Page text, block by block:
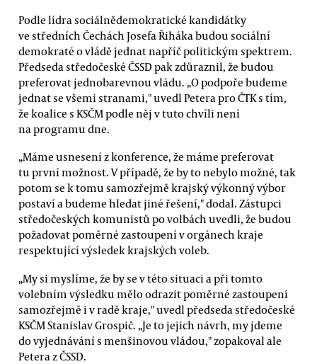
Podle lídra sociálnědemokratické kandidátky
ve středních Čechách Josefa Řiháka budou sociální
demokraté o vládě jednat napříč politickým spektrem.
Předseda středočeské ČSSD pak zdůraznil, že budou
preferovat jednobarevnou vládu. „O podpoře budeme
jednat se všemi stranami," uvedl Petera pro ČTK s tím,
že koalice s KSČM podle něj v tuto chvíli není
na programu dne.
„Máme usnesení z konference, že máme preferovat
tu první možnost. V případě, že by to nebylo možné, tak
potom se k tomu samozřejmě krajský výkonný výbor
postaví a budeme hledat jiné řešení," dodal. Zástupci
středočeských komunistů po volbách uvedli, že budou
požadovat poměrné zastoupení v orgánech kraje
respektující výsledek krajských voleb.
„My si myslíme, že by se v této situaci a při tomto
volebním výsledku mělo odrazit poměrné zastoupení
samozřejmě i v radě kraje," uvedl předseda středočeské
KSČM Stanislav Grospič. „Je to jejich návrh, my jdeme
do vyjednávání s menšinovou vládou," zopakoval ale
Petera z ČSSD.